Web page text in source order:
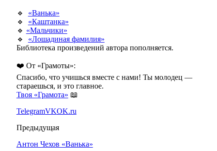
🔹 «Ванька»
🔹 «Каштанка»
🔹 «Мальчики»
🔹 «Лошадиная фамилия»
Библиотека произведений автора пополняется.
❤️ От «Грамоты»:
Спасибо, что учишься вместе с нами! Ты молодец —
стараешься, и это главное.
Твоя «Грамота» 📖
TelegramVKOK.ru
Предыдущая
Антон Чехов «Ванька»